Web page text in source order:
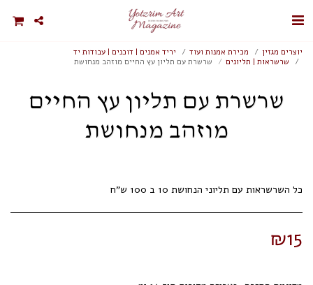
יוצרים מגזין מכירת אמנות ועוד
יריד אמנים | דוכנים | עבודות יד
שרשראות | תליונים
שרשרת עם תליון עץ החיים מוזהב מנחושת
שרשרת עם תליון עץ החיים
מוזהב מנחושת
כל השרשראות עם תליוני הנחושת 10 ב 100 ש"ח
₪15